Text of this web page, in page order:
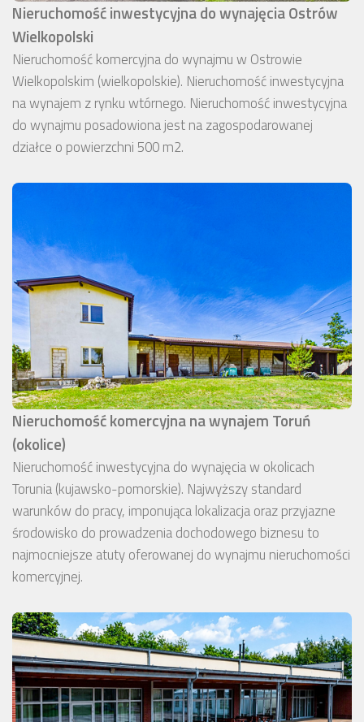
Nieruchomość inwestycyjna do wynajęcia Ostrów
Wielkopolski
Nieruchomość komercyjna do wynajmu w Ostrowie
Wielkopolskim (wielkopolskie). Nieruchomość inwestycyjna
na wynajem z rynku wtórnego. Nieruchomość inwestycyjna
do wynajmu posadowiona jest na zagospodarowanej
działce o powierzchni 500 m2.
Nieruchomość komercyjna na wynajem Toruń
(okolice)
Nieruchomość inwestycyjna do wynajęcia w okolicach
Torunia (kujawsko-pomorskie). Najwyższy standard
warunków do pracy, imponująca lokalizacja oraz przyjazne
środowisko do prowadzenia dochodowego biznesu to
najmocniejsze atuty oferowanej do wynajmu nieruchomości
komercyjnej.